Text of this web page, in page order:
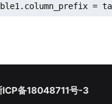
=
备18048711号-3